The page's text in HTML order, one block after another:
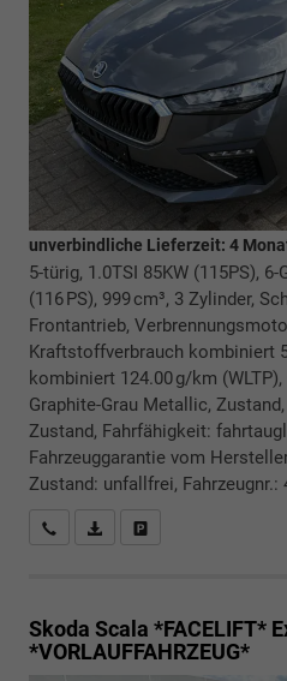
unverbindliche Lieferzeit: 4
5-türig, 1.0TSI 85KW (115PS), 6-
(116 PS), 999 cm³, 3 Zylinder,
Frontantrieb,
Kraftstoffverbrauch kombiniert
kombiniert 124.00 g/km
Graphite-Grau Metallic,
Zustand, Fahrfähigkeit:
Fahrzeuggarantie vom
Zustand: unfallfrei, Fahrzeugnr.:
Rückrufbitte absenden
PDF-Datei, Fahrzeugexposé
Skoda Scala *FACELIFT*
*VORLAUFFAHRZEUG*